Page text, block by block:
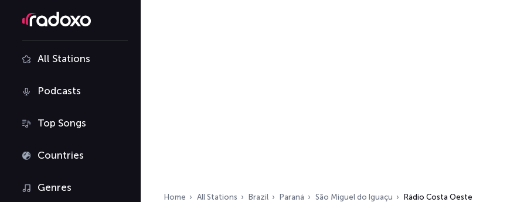
All Stations
Podcasts
Top Songs
Countries
Genres
Home All Stations Brazil Paraná São Miguel do Iguaçu Rádio Costa Oeste